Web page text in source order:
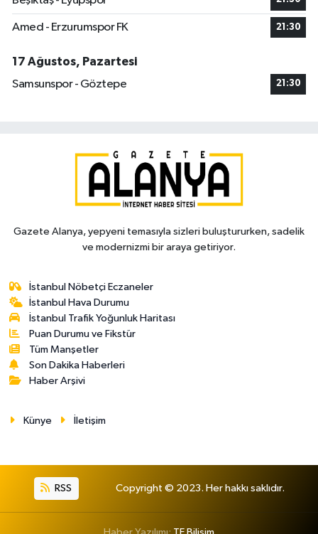
Amed - Erzurumspor FK 21:30
17 Ağustos, Pazartesi
Samsunspor - Göztepe
21:30
Gazete Alanya, yepyeni temasıyla sizleri buluştururken, sadelik
ve modernizmi bir araya getiriyor.
İstanbul Nöbetçi Eczaneler
İstanbul Hava Durumu
İstanbul Trafik Yoğunluk Haritası
Puan Durumu ve Fikstür
Tüm Manşetler
Son Dakika Haberleri
Haber Arşivi
Künye İletişim
RSS Copyright © 2023. Her hakkı saklıdır.